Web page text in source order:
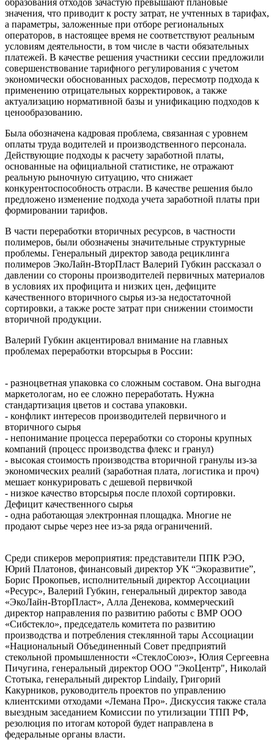
значения, что приводит к росту затрат, не учтенных в тарифах,
а параметры, заложенные при отборе региональных
операторов, в настоящее время не соответствуют реальным
условиям деятельности, в том числе в части обязательных
платежей. В качестве решения участники сессии предложили
совершенствование тарифного регулирования с учетом
экономически обоснованных расходов, пересмотр подхода к
применению отрицательных корректировок, а также
актуализацию нормативной базы и унификацию подходов к
ценообразованию.
Была обозначена кадровая проблема, связанная с уровнем
оплаты труда водителей и производственного персонала.
Действующие подходы к расчету заработной платы,
основанные на официальной статистике, не отражают
реальную рыночную ситуацию, что снижает
конкурентоспособность отрасли. В качестве решения было
предложено изменение подхода учета заработной платы при
формировании тарифов.
В части переработки вторичных ресурсов, в частности
полимеров, были обозначены значительные структурные
проблемы. Генеральный директор завода рециклинга
полимеров ЭкоЛайн-ВторПласт Валерий Губкин рассказал о
давлении со стороны производителей первичных материалов
в условиях их профицита и низких цен, дефиците
качественного вторичного сырья из-за недостаточной
сортировки, а также росте затрат при снижении стоимости
вторичной продукции.
Валерий Губкин акцентировал внимание на главных
проблемах переработки вторсырья в России:
- разноцветная упаковка со сложным составом. Она выгодна
маркетологам, но ее сложно переработать. Нужна
стандартизация цветов и состава упаковки.
- конфликт интересов производителей первичного и
вторичного сырья
- непонимание процесса переработки со стороны крупных
компаний (процесс производства флекс и гранул)
- высокая стоимость производства вторичной гранулы из-за
экономических реалий (заработная плата, логистика и проч)
мешает конкурировать с дешевой первичкой
- низкое качество вторсырья после плохой сортировки.
Дефицит качественного сырья
- одна работающая электронная площадка. Многие не
продают сырье через нее из-за ряда ограничений.
Среди спикеров мероприятия: представители ППК РЭО,
Юрий Платонов, финансовый директор УК “Экоразвитие”,
Борис Прокопьев, исполнительный директор Ассоциации
«Ресурс», Валерий Губкин, генеральный директор завода
«ЭкоЛайн-ВторПласт», Алла Денекова, коммерческий
директор направления по развитию работы с ВМР ООО
«Сибстекло», председатель комитета по развитию
производства и потребления стеклянной тары Ассоциации
«Национальный Объединенный Совет предприятий
стекольной промышленности «СтеклоСоюз», Юлия Сергеевна
Пичугина, генеральный директор ООО "ЭкоЦентр", Николай
Стотыка, генеральный директор Lindaily, Григорий
Какурников, руководитель проектов по управлению
клиентскими отходами «Лемана Про». Дискуссия также стала
выездным заседанием Комиссии по утилизации ТПП РФ,
резолюция по итогам которой будет направлена в
федеральные органы власти.